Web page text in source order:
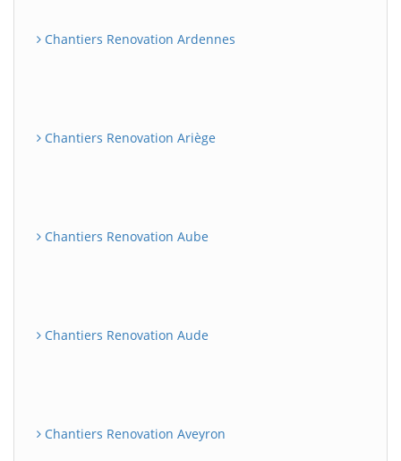
Chantiers Renovation Ardennes
Chantiers Renovation Ariège
Chantiers Renovation Aube
Chantiers Renovation Aude
Chantiers Renovation Aveyron